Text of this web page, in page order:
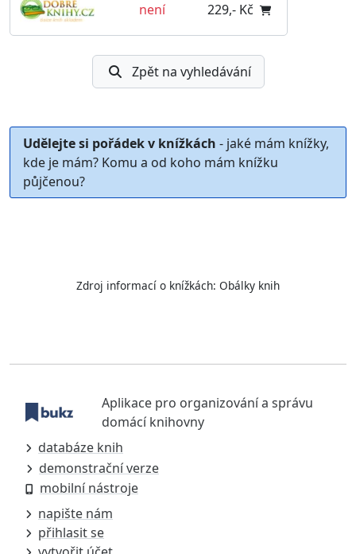
není
229,- Kč
Zpět na vyhledávání
Udělejte si pořádek v knížkách - jaké mám knížky,
kde je mám? Komu a od koho mám knížku
půjčenou?
Zdroj informací o knížkách: Obálky knih
Aplikace pro organizování a správu
domácí knihovny
databáze knih
demonstrační verze
mobilní nástroje
napište nám
přihlasit se